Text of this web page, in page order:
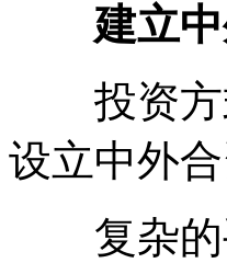
建立中
投资方
设立中外
复杂的